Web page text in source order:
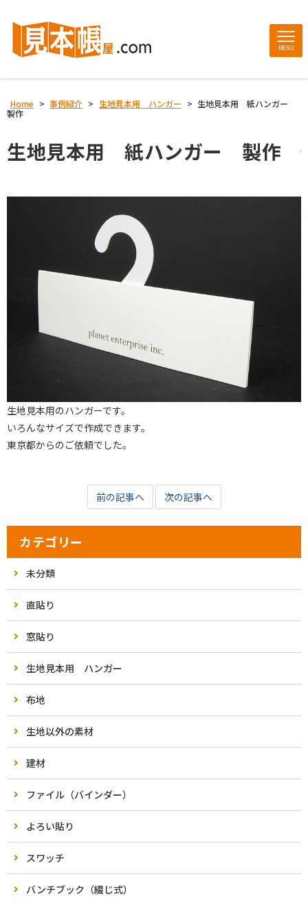
MENU
Home > 事例紹介 > 生地見本用 ハンガー > 生地見本用 紙ハンガー
製作
生地見本用 紙ハンガー 製作
生地見本用のハンガーです。
いろんなサイズで作成できます。
東京都からのご依頼でした。
前の記事へ 次の記事へ
カテゴリー
未分類
直貼り
窓貼り
生地見本用 ハンガー
布地
生地以外の素材
建材
ファイル（バインダー）
よろい貼り
スワッチ
バンチブック（綴じ式）